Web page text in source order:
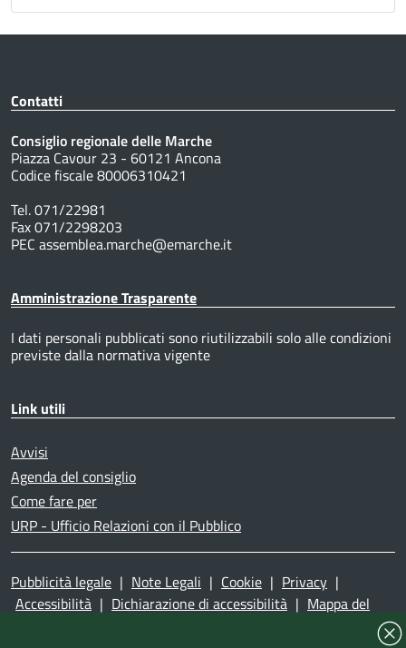
Contatti
Consiglio regionale delle Marche
Piazza Cavour 23 - 60121 Ancona
Codice fiscale 80006310421
Tel. 071/22981
Fax 071/2298203
PEC assemblea.marche@emarche.it
Amministrazione Trasparente
I dati personali pubblicati sono riutilizzabili solo alle condizioni
previste dalla normativa vigente
Link utili
Avvisi
Agenda del consiglio
Come fare per
URP - Ufficio Relazioni con il Pubblico
Pubblicità legale | Note Legali | Cookie | Privacy |
Accessibilità | Dichiarazione di accessibilità | Mappa del